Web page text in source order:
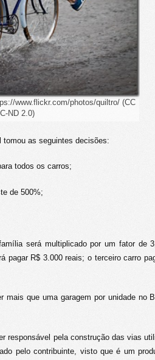
www.flickr.com/photos/quiltro/ (CC
ND 2.0)
tomou as seguintes decisões:
todos os carros;
de 500%;
será multiplicado por um fator de
pagar R$ 3.000 reais; o terceiro carro
mais que uma garagem por unidade no
responsável pela construção das vias
pelo contribuinte, visto que é um